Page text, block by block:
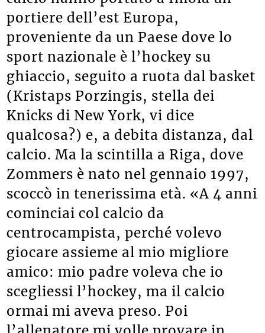
portiere dell’est Europa,
proveniente da un Paese dove lo
sport nazionale è l’hockey su
ghiaccio, seguito a ruota dal basket
(Kristaps Porzingis, stella dei
Knicks di New York, vi dice
qualcosa?) e, a debita distanza, dal
calcio. Ma la scintilla a Riga, dove
Zommers è nato nel gennaio 1997,
scoccò in tenerissima età. «A 4 anni
cominciai col calcio da
centrocampista, perché volevo
giocare assieme al mio migliore
amico: mio padre voleva che io
scegliessi l’hockey, ma il calcio
ormai mi aveva preso. Poi